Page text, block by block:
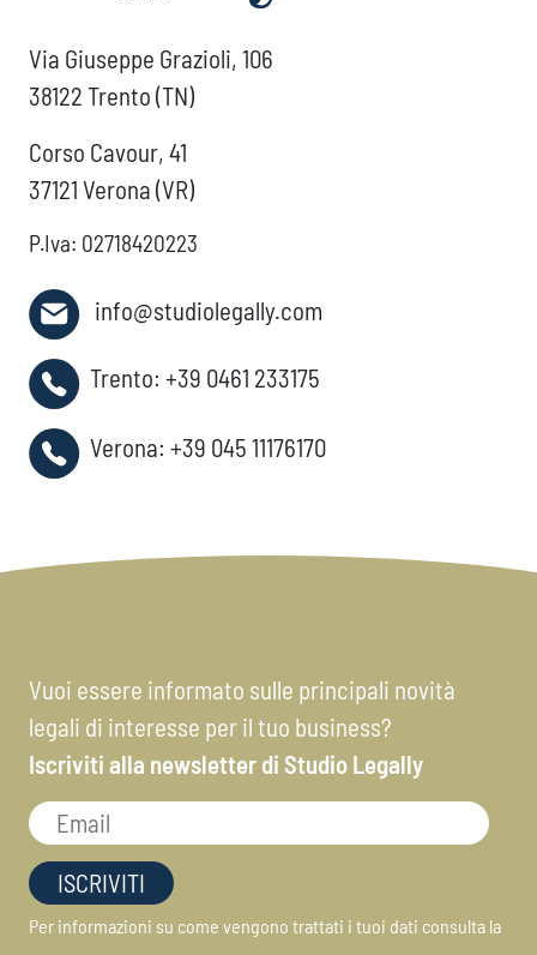
Via Giuseppe Grazioli, 106
38122 Trento (TN)
Corso Cavour, 41
37121 Verona (VR)
P.Iva: 02718420223
info@studiolegally.com
Trento: +39 0461 233175
Verona: +39 045 11176170
Vuoi essere informato sulle principali novità
legali di interesse per il tuo business?
Iscriviti alla newsletter di Studio Legally
Per informazioni su come vengono trattati i tuoi dati consulta la